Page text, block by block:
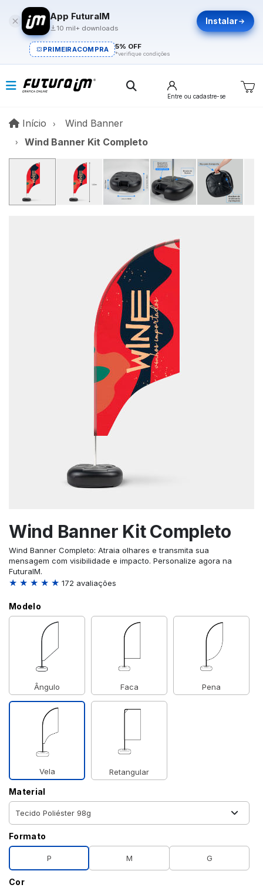
App FuturaIM
10 mil+ downloads
Instalar
PRIMEIRACOMPRA 5% OFF
*verifique condições
Entre ou cadastre-se
Início InícioWind Banner
Wind Banner Kit Completo
Wind Banner Kit Completo
Wind Banner Completo: Atraia olhares e transmita sua
mensagem com visibilidade e impacto. Personalize agora na
FuturaIM.
★ ★ ★ ★ ★ 172 avaliações
Modelo
Ângulo Faca Pena
Vela Retangular
Material
Formato
P M G
Cor